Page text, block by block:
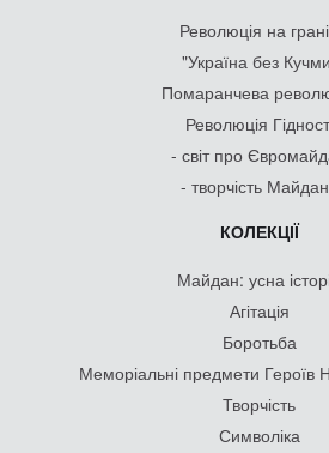
Революція на
"Україна без
Помаранчева
Революція
- світ про
- творчість
КОЛЕКЦІЇ
Майдан: усна
Агітація
Боротьба
Меморіальні предмети Героїв
Творчість
Символіка